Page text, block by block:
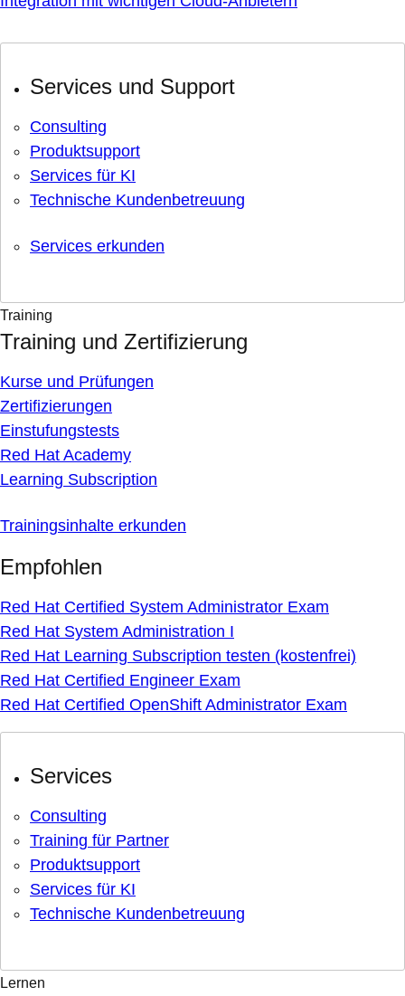
Services und Support
Consulting
Produktsupport
Services für KI
Technische Kundenbetreuung
Services erkunden
Training
Training und Zertifizierung
Kurse und Prüfungen
Zertifizierungen
Einstufungstests
Red Hat Academy
Learning Subscription
Trainingsinhalte erkunden
Empfohlen
Red Hat Certified System Administrator Exam
Red Hat System Administration I
Red Hat Learning Subscription testen (kostenfrei)
Red Hat Certified Engineer Exam
Red Hat Certified OpenShift Administrator Exam
Services
Consulting
Training für Partner
Produktsupport
Services für KI
Technische Kundenbetreuung
Lernen